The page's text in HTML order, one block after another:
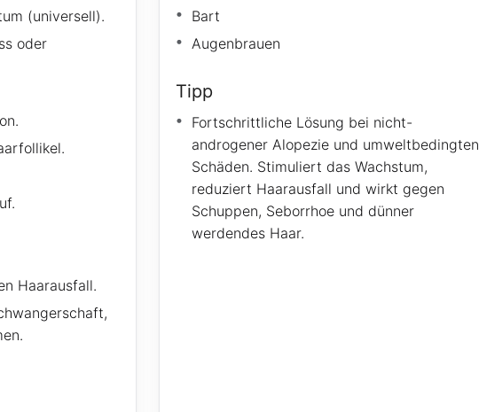
(universell).
oder
Haarausfall.
Bart
Augenbrauen
Tipp
Fortschrittliche Lösung bei nicht-
androgener Alopezie und umweltbedingten
Schäden. Stimuliert das Wachstum,
reduziert Haarausfall und wirkt gegen
Schuppen, Seborrhoe und dünner
werdendes Haar.